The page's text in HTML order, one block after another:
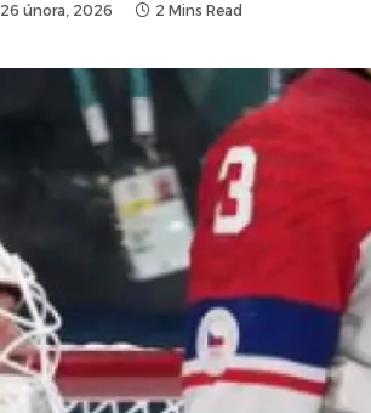
26 února, 2026 2 Mins Read